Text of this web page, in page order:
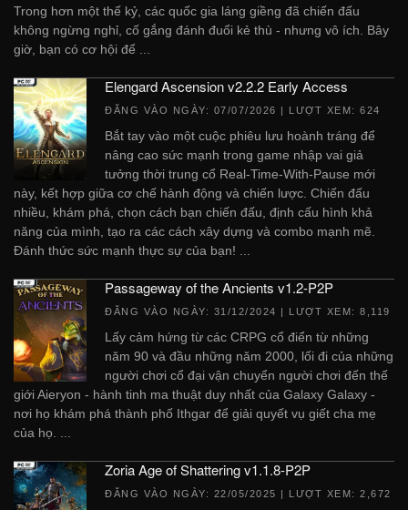
Trong hơn một thế kỷ, các quốc gia láng giềng đã chiến đấu
không ngừng nghỉ, cố gắng đánh đuổi kẻ thù - nhưng vô ích. Bây
giờ, bạn có cơ hội để ...
Elengard Ascension v2.2.2 Early Access
ĐĂNG VÀO NGÀY: 07/07/2026 | LƯỢT XEM: 624
Bắt tay vào một cuộc phiêu lưu hoành tráng để
nâng cao sức mạnh trong game nhập vai giả
tưởng thời trung cổ Real-Time-With-Pause mới
này, kết hợp giữa cơ chế hành động và chiến lược. Chiến đấu
nhiều, khám phá, chọn cách bạn chiến đấu, định cấu hình khả
năng của mình, tạo ra các cách xây dựng và combo mạnh mẽ.
Đánh thức sức mạnh thực sự của bạn! ...
Passageway of the Ancients v1.2-P2P
ĐĂNG VÀO NGÀY: 31/12/2024 | LƯỢT XEM: 8,119
Lấy cảm hứng từ các CRPG cổ điển từ những
năm 90 và đầu những năm 2000, lối đi của những
người chơi cổ đại vận chuyển người chơi đến thế
giới Aieryon - hành tinh ma thuật duy nhất của Galaxy Galaxy -
nơi họ khám phá thành phố Ithgar để giải quyết vụ giết cha mẹ
của họ. ...
Zoria Age of Shattering v1.1.8-P2P
ĐĂNG VÀO NGÀY: 22/05/2025 | LƯỢT XEM: 2,672